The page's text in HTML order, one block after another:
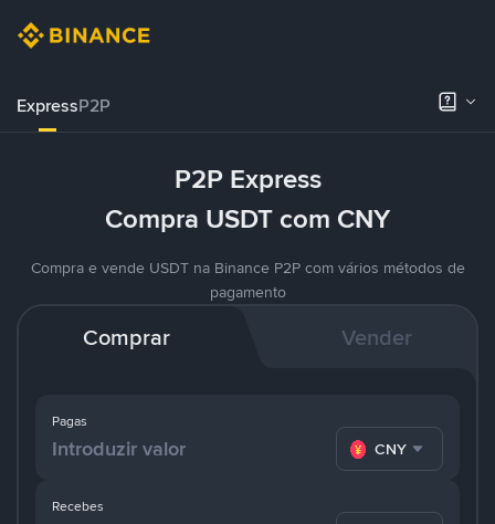
ExpressP2P
P2P Express
Compra USDT com CNY
Compra e vende USDT na Binance P2P com vários métodos de
pagamento
Comprar Vender
Pagas
CNY
Recebes